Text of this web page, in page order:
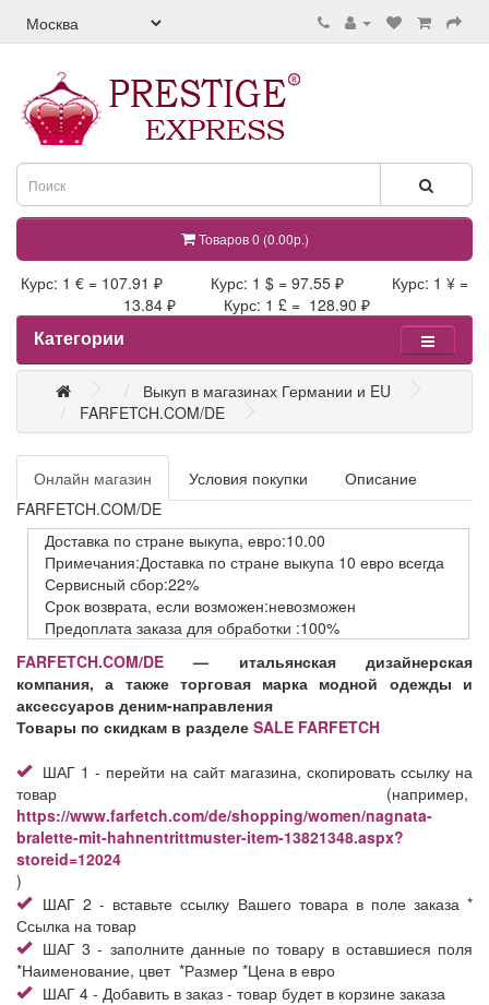
Товаров 0 (0.00р.)
Курс: 1 € = 107.91 ₽ Курс: 1 $ = 97.55 ₽ Курс: 1 ¥ =
13.84 ₽ Курс: 1 £ = 128.90 ₽
Категории
Выкуп в магазинах Германии и EU
FARFETCH.COM/DE
Онлайн магазин Условия покупки
Описание
FARFETCH.COM/DE
Доставка по стране выкупа, евро:10.00
Примечания:Доставка по стране выкупа 10 евро всегда
Сервисный сбор:22%
Срок возврата, если возможен:невозможен
Предоплата заказа для обработки :100%
FARFETCH.COM/DE — итальянская дизайнерская
компания, а также торговая марка модной одежды и
аксессуаров деним-направления
Товары по скидкам в разделе SALE FARFETCH
ШАГ 1 - перейти на сайт магазина, скопировать ссылку на
товар (например,
https://www.farfetch.com/de/shopping/women/nagnata-
bralette-mit-hahnentrittmuster-item-13821348.aspx?
storeid=12024
)
ШАГ 2 - вставьте ссылку Вашего товара в поле заказа *
Ссылка на товар
ШАГ 3 - заполните данные по товару в оставшиеся поля
*Наименование, цвет *Размер *Цена в евро
ШАГ 4 - Добавить в заказ - товар будет в корзине заказа